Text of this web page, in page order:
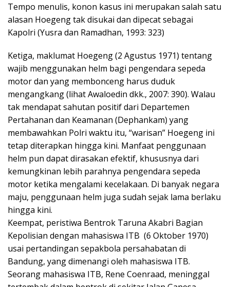
Tempo menulis, konon kasus ini merupakan salah satu
alasan Hoegeng tak disukai dan dipecat sebagai
Kapolri (Yusra dan Ramadhan, 1993: 323)
Ketiga, maklumat Hoegeng (2 Agustus 1971) tentang
wajib menggunakan helm bagi pengendara sepeda
motor dan yang membonceng harus duduk
mengangkang (lihat Awaloedin dkk., 2007: 390). Walau
tak mendapat sahutan positif dari Departemen
Pertahanan dan Keamanan (Dephankam) yang
membawahkan Polri waktu itu, “warisan” Hoegeng ini
tetap diterapkan hingga kini. Manfaat penggunaan
helm pun dapat dirasakan efektif, khususnya dari
kemungkinan lebih parahnya pengendara sepeda
motor ketika mengalami kecelakaan. Di banyak negara
maju, penggunaan helm juga sudah sejak lama berlaku
hingga kini.
Keempat, peristiwa Bentrok Taruna Akabri Bagian
Kepolisian dengan mahasiswa ITB (6 Oktober 1970)
usai pertandingan sepakbola persahabatan di
Bandung, yang dimenangi oleh mahasiswa ITB.
Seorang mahasiswa ITB, Rene Coenraad, meninggal